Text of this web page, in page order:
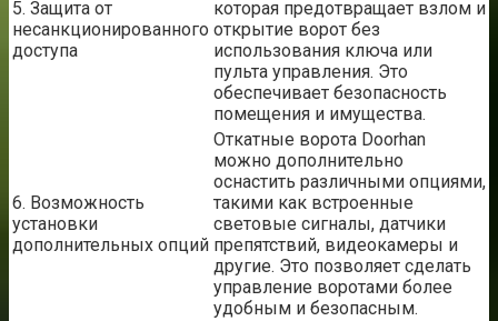
5. Защита от
несанкционированного
доступа
которая предотвращает взлом и
открытие ворот без
использования ключа или
пульта управления. Это
обеспечивает безопасность
помещения и имущества.
6. Возможность
установки
дополнительных опций
Откатные ворота Doorhan
можно дополнительно
оснастить различными опциями,
такими как встроенные
световые сигналы, датчики
препятствий, видеокамеры и
другие. Это позволяет сделать
управление воротами более
удобным и безопасным.